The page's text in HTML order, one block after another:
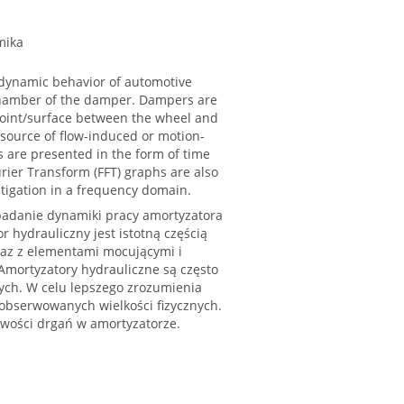
behavior of automotive
of the damper. Dampers are
surface between the wheel and
of flow-induced or motion-
are presented in the form of time
Transform (FFT) graphs are also
in a frequency domain.
dynamiki pracy amortyzatora
hydrauliczny jest istotną częścią
z elementami mocującymi i
hydrauliczne są często
W celu lepszego zrozumienia
wielkości fizycznych.
drgań w amortyzatorze.